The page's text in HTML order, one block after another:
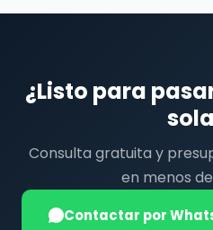
¿Listo para
Consulta gratuita y
en menos
Contactar por